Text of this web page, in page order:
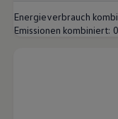
Energieverbrauch
Emissionen kombiniert: